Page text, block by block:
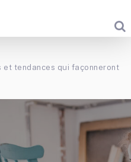
et tendances qui façonneront